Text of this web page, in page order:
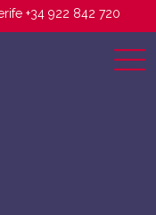
+34 922 842 720